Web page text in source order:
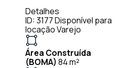
Detalhes
ID: 3177Disponível para
locaçãoVarejo
Área Construída
(BOMA) 84 m²